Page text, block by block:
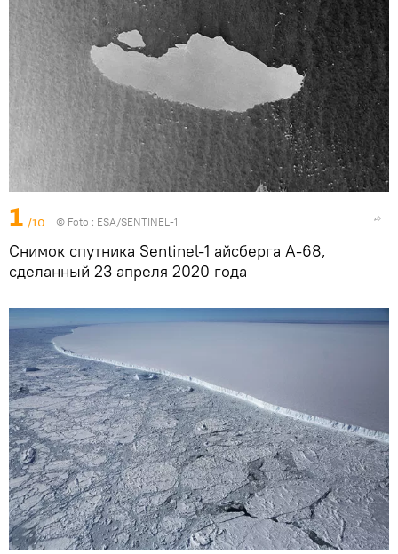
1 /10 © Foto : ESA/SENTINEL-1
Снимок спутника Sentinel-1 айсберга А-68,
сделанный 23 апреля 2020 года